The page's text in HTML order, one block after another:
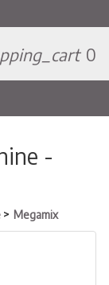
0
-
Megamix